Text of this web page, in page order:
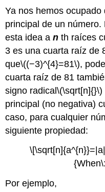
Ya nos hemos
principal de un
esta idea an th raíces
3 es una cuarta raíz de
que\((−3)^{4}=81\),
cuarta raíz de 81
signo radical\(\sqrt[n]{}\)
principal (no negativa)
caso, para cualquier
siguiente propiedad:
Por ejemplo,